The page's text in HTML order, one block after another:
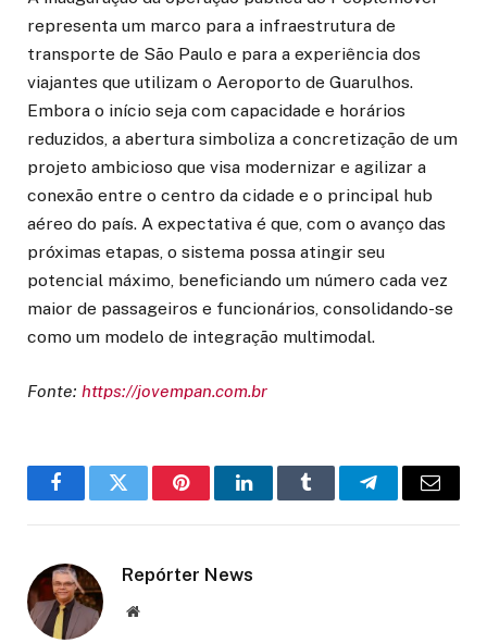
representa um marco para a infraestrutura de
transporte de São Paulo e para a experiência dos
viajantes que utilizam o Aeroporto de Guarulhos.
Embora o início seja com capacidade e horários
reduzidos, a abertura simboliza a concretização de um
projeto ambicioso que visa modernizar e agilizar a
conexão entre o centro da cidade e o principal hub
aéreo do país. A expectativa é que, com o avanço das
próximas etapas, o sistema possa atingir seu
potencial máximo, beneficiando um número cada vez
maior de passageiros e funcionários, consolidando-se
como um modelo de integração multimodal.
Fonte: https://jovempan.com.br
FacebookTwitter PinterestLinkedInTumblr TelegramEmail
Repórter News
Website